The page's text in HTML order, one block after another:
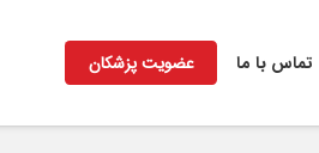
تماس با ما عضویت پزشکان